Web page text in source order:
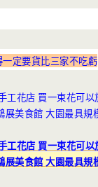
定要貨比三家不吃虧